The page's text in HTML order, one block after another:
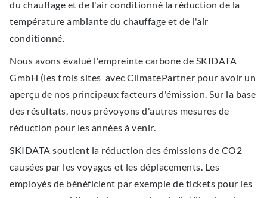
du chauffage et de l'air conditionné la réduction de la
température ambiante du chauffage et de l'air
conditionné.
Nous avons évalué l'empreinte carbone de SKIDATA
GmbH (les trois sites avec ClimatePartner pour avoir un
aperçu de nos principaux facteurs d'émission. Sur la base
des résultats, nous prévoyons d'autres mesures de
réduction pour les années à venir.
SKIDATA soutient la réduction des émissions de CO2
causées par les voyages et les déplacements. Les
employés de bénéficient par exemple de tickets pour les